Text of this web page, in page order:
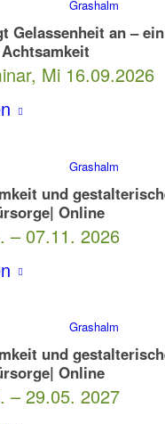
Gelassenheit an –
Mi 16.09.2026
und
Online
– 07.11. 2026
und
Online
– 29.05. 2027